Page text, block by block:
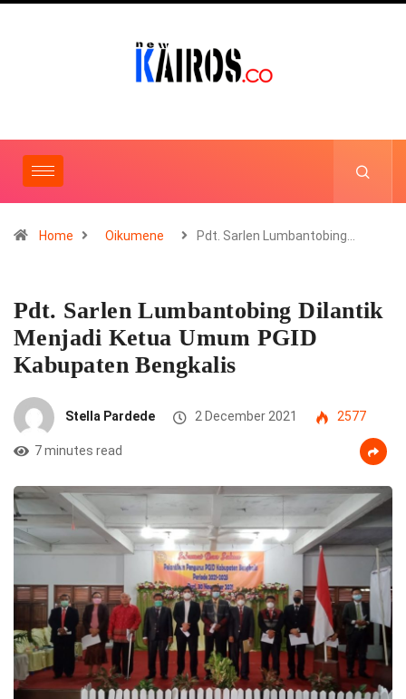
Home Oikumene Pdt. Sarlen Lumbantobing…
Pdt. Sarlen Lumbantobing Dilantik
Menjadi Ketua Umum PGID
Kabupaten Bengkalis
Stella Pardede 2 December 2021 2577
7 minutes read